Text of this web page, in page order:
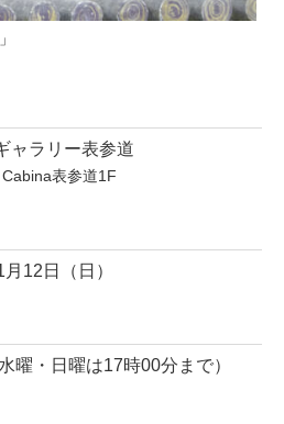
ャラリー表参道
表参道1F
12日（日）
曜・日曜は17時00分まで）